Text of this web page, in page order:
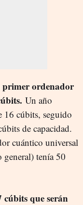
ordenador
Un año
16 cúbits, seguido
de capacidad.
cuántico universal
general) tenía 50
cúbits que serán